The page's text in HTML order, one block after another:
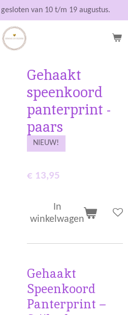
van 10 t/m 19 augustus.
Gehaakt
speenkoord
panterprint -
paars
NIEUW!
€ 13,95
In
winkelwagen
Gehaakt
Speenkoord
Panterprint –